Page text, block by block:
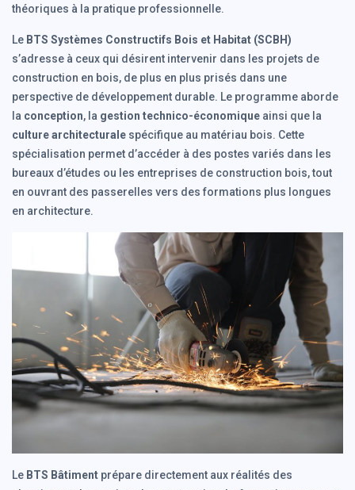
théoriques à la pratique professionnelle.
Le BTS Systèmes Constructifs Bois et Habitat (SCBH)
s’adresse à ceux qui désirent intervenir dans les projets de
construction en bois, de plus en plus prisés dans une
perspective de développement durable. Le programme aborde
la conception, la gestion technico-économique ainsi que la
culture architecturale spécifique au matériau bois. Cette
spécialisation permet d’accéder à des postes variés dans les
bureaux d’études ou les entreprises de construction bois, tout
en ouvrant des passerelles vers des formations plus longues
en architecture.
Le BTS Bâtiment prépare directement aux réalités des